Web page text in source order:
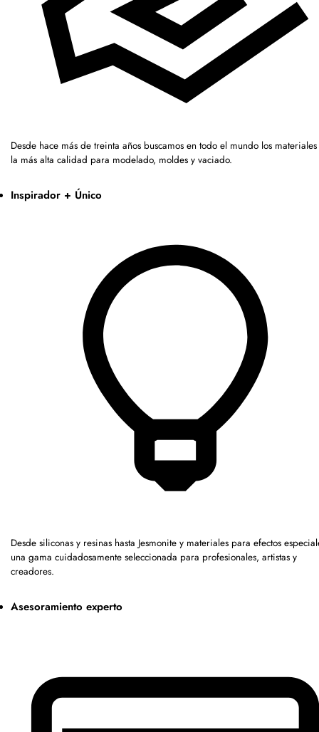
Desde hace más de treinta años buscamos en todo el mundo los
la más alta calidad para modelado, moldes y vaciado.
Inspirador + Único
Desde siliconas y resinas hasta Jesmonite y materiales para efectos
una gama cuidadosamente seleccionada para profesionales, artistas y
creadores.
Asesoramiento experto